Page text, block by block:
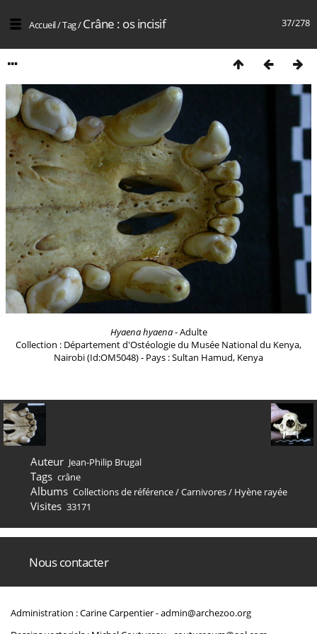
37/278
Accueil/Tag/Crâne : os incisif
Hyaena hyaena- Adulte
Collection : Département d'Ostéologie du Musée National du Kenya,
Nairobi (Id:OM5048) - Pays : Sultan Hamud, Kenya
Auteur Jean-Philip Brugal
Tags crâne
Albums Collections de référence/Carnivores/ Hyène rayée
Visites 33171
Nous contacter
Administration : Carine Carpentier -admin@archezoo.org